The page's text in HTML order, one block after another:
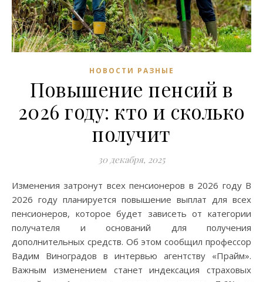
НОВОСТИ РАЗНЫЕ
Повышение пенсий в
2026 году: кто и сколько
получит
30 декабря, 2025
Изменения затронут всех пенсионеров в 2026 году В
2026 году планируется повышение выплат для всех
пенсионеров, которое будет зависеть от категории
получателя и оснований для получения
дополнительных средств. Об этом сообщил профессор
Вадим Виноградов в интервью агентству «Прайм».
Важным изменением станет индексация страховых